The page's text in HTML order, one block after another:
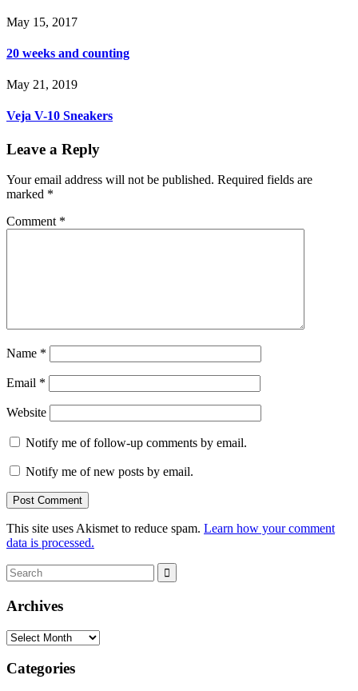
May 15, 2017
20 weeks and counting
May 21, 2019
Veja V-10 Sneakers
Leave a Reply
Your email address will not be published. Required fields are
marked *
Comment *
Name *
Email *
Website
Notify me of follow-up comments by email.
Notify me of new posts by email.
This site uses Akismet to reduce spam. Learn how your comment
data is processed.
Search
for:
Archives
Archives
Categories